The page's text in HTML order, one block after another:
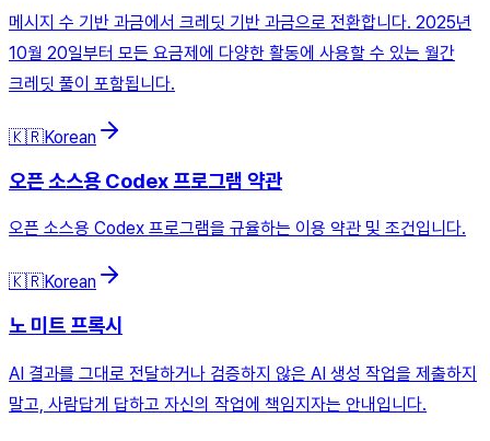
메시지 수 기반 과금에서 크레딧 기반 과금으로 전환합니다. 2025년
10월 20일부터 모든 요금제에 다양한 활동에 사용할 수 있는 월간
크레딧 풀이 포함됩니다.
🇰🇷Korean
오픈 소스용 Codex 프로그램 약관
오픈 소스용 Codex 프로그램을 규율하는 이용 약관 및 조건입니다.
🇰🇷Korean
노 미트 프록시
AI 결과를 그대로 전달하거나 검증하지 않은 AI 생성 작업을 제출하지
말고, 사람답게 답하고 자신의 작업에 책임지자는 안내입니다.